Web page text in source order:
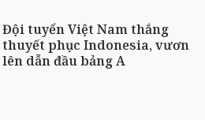
Đội tuyển Việt Nam thắng
thuyết phục Indonesia, vươn
lên dẫn đầu bảng A